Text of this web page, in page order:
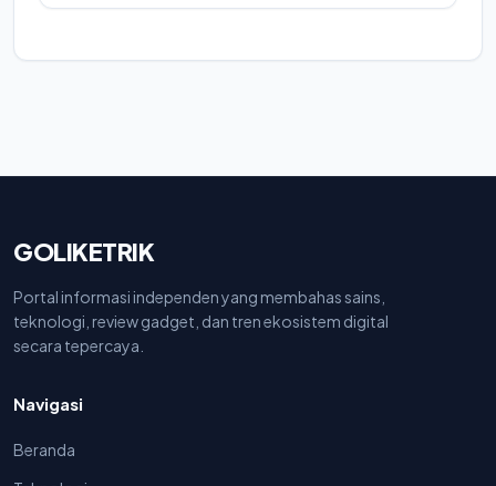
GOLIKETRIK
Portal informasi independen yang membahas sains,
teknologi, review gadget, dan tren ekosistem digital
secara tepercaya.
Navigasi
Beranda